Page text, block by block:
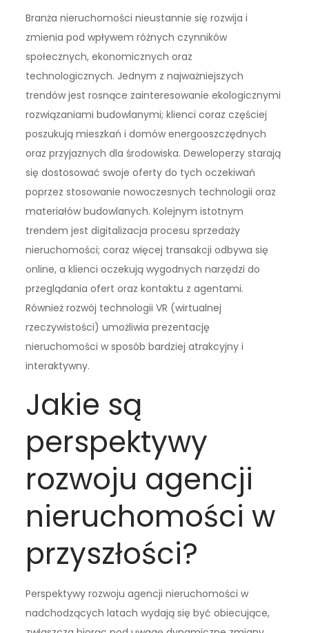
Branża nieruchomości nieustannie się rozwija i
zmienia pod wpływem różnych czynników
społecznych, ekonomicznych oraz
technologicznych. Jednym z najważniejszych
trendów jest rosnące zainteresowanie ekologicznymi
rozwiązaniami budowlanymi; klienci coraz częściej
poszukują mieszkań i domów energooszczędnych
oraz przyjaznych dla środowiska. Deweloperzy starają
się dostosować swoje oferty do tych oczekiwań
poprzez stosowanie nowoczesnych technologii oraz
materiałów budowlanych. Kolejnym istotnym
trendem jest digitalizacja procesu sprzedaży
nieruchomości; coraz więcej transakcji odbywa się
online, a klienci oczekują wygodnych narzędzi do
przeglądania ofert oraz kontaktu z agentami.
Również rozwój technologii VR (wirtualnej
rzeczywistości) umożliwia prezentację
nieruchomości w sposób bardziej atrakcyjny i
interaktywny.
Jakie są
perspektywy
rozwoju agencji
nieruchomości w
przyszłości?
Perspektywy rozwoju agencji nieruchomości w
nadchodzących latach wydają się być obiecujące,